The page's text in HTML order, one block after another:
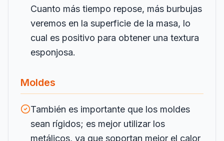
Cuanto más tiempo repose, más burbujas
veremos en la superficie de la masa, lo
cual es positivo para obtener una textura
esponjosa.
Moldes
También es importante que los moldes
sean rígidos; es mejor utilizar los
metálicos, ya que soportan mejor el calor